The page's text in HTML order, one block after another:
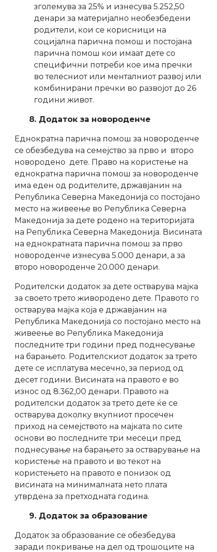
зголемува за 25% и изнесува 5.252,50
денари за материјално необезбедени
родители, кои се корисници на
социјална парична помош и постојана
парична помош кои имаат дете со
специфични потреби кое има пречки
во телесниот или менталниот развој или
комбинирани пречки во развојот до 26
години живот.
8. Додаток за новороденче
Еднократна парична помош за новороденче
се обезбедува на семејство за прво и второ
новородено дете. Право на користење на
еднократна парична помош за новороденче
има еден од родителите, државјанин на
Република Северна Македонија со постојано
место на живеење во Република Северна
Македонија за дете родено на територијата
на Република Северна Македонија. Висината
на еднократната парична помош за прво
новороденче изнесува 5.000 денари, а за
второ новороденче 20.000 денари.
Родителски додаток за дете остварува мајка
за своето трето живородено дете. Правото го
остварува мајка која е државјанин на
Република Македонија со постојано место на
живеење во Република Македонија
последните три години пред поднесување
на барањето. Родителскиот додаток за трето
дете се исплатува месечно, за период од
десет години. Висината на правото е во
износ од 8.362,00 денари. Правото на
родителски додаток за трето дете ќе се
остварува доколку вкупниот просечен
приход на семејството на мајката по сите
основи во последните три месеци пред
поднесување на барањето за остварување на
користење на правото и во текот на
користењето на правото е понизок од
висината на минималната нето плата
утврдена за претходната година.
9. Додаток за образование
Додаток за образование се обезбедува
заради покривање на дел од трошоците на